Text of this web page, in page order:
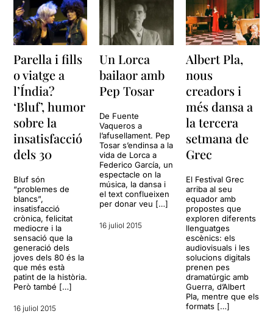
Parella i fills
o viatge a
l’Índia?
‘Bluf’, humor
sobre la
insatisfacció
dels 30
Bluf són
“problemes de
blancs”,
insatisfacció
crònica, felicitat
mediocre i la
sensació que la
generació dels
joves dels 80 és la
que més està
patint de la història.
Però també […]
16 juliol 2015
Un Lorca
bailaor amb
Pep Tosar
De Fuente
Vaqueros a
l’afusellament. Pep
Tosar s’endinsa a la
vida de Lorca a
Federico García, un
espectacle on la
música, la dansa i
el text conflueixen
per donar veu […]
16 juliol 2015
Albert Pla,
nous
creadors i
més dansa a
la tercera
setmana de
Grec
El Festival Grec
arriba al seu
equador amb
propostes que
exploren diferents
llenguatges
escènics: els
audiovisuals i les
solucions digitals
prenen pes
dramatúrgic amb
Guerra, d’Albert
Pla, mentre que els
formats […]